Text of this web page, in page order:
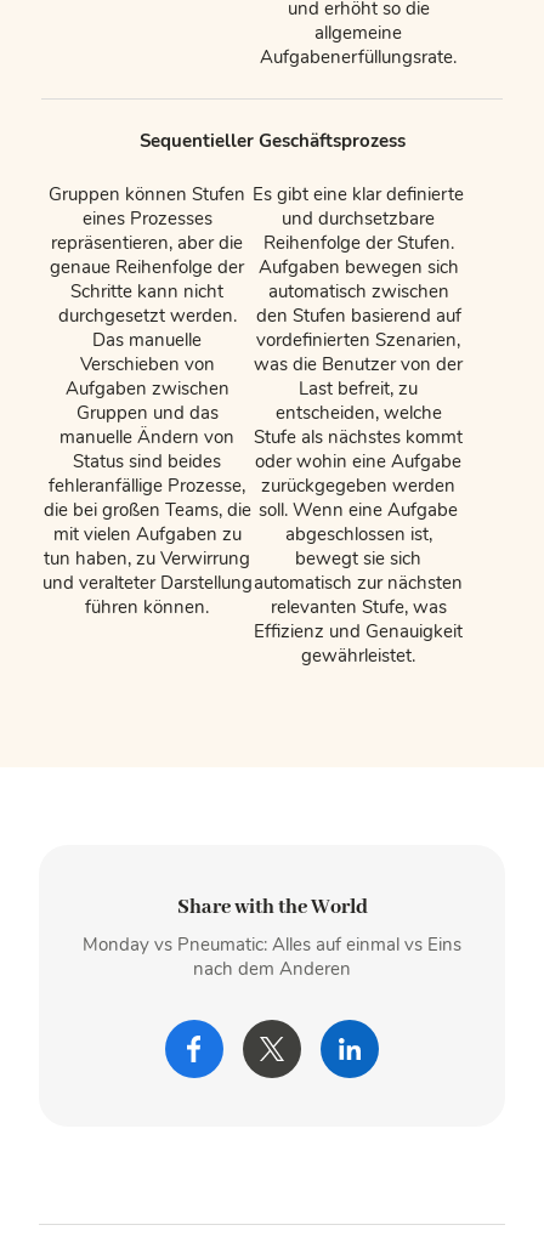
und erhöht so die
allgemeine
Aufgabenerfüllungsrate.
Sequentieller Geschäftsprozess
Gruppen können Stufen
eines Prozesses
repräsentieren, aber die
genaue Reihenfolge der
Schritte kann nicht
durchgesetzt werden.
Das manuelle
Verschieben von
Aufgaben zwischen
Gruppen und das
manuelle Ändern von
Status sind beides
fehleranfällige Prozesse,
die bei großen Teams, die
mit vielen Aufgaben zu
tun haben, zu Verwirrung
und veralteter Darstellung
führen können.
Es gibt eine klar definierte
und durchsetzbare
Reihenfolge der Stufen.
Aufgaben bewegen sich
automatisch zwischen
den Stufen basierend auf
vordefinierten Szenarien,
was die Benutzer von der
Last befreit, zu
entscheiden, welche
Stufe als nächstes kommt
oder wohin eine Aufgabe
zurückgegeben werden
soll. Wenn eine Aufgabe
abgeschlossen ist,
bewegt sie sich
automatisch zur nächsten
relevanten Stufe, was
Effizienz und Genauigkeit
gewährleistet.
Share with the World
Monday vs Pneumatic: Alles auf einmal vs Eins
nach dem Anderen